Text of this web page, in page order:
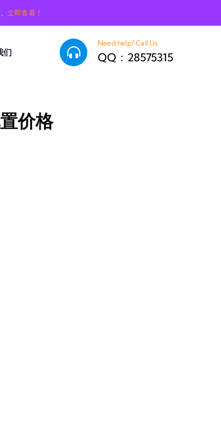
立即查看！
们
Need help? Call Us
QQ：28575315
价格